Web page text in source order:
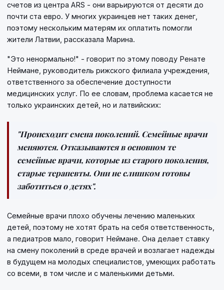
счетов из центра ARS - они варьируются от десяти до
почти ста евро. У многих украинцев нет таких денег,
поэтому нескольким матерям их оплатить помогли
жители Латвии, рассказала Марина.
"Это ненормально!" - говорит по этому поводу Ренате
Неймане, руководитель рижского филиала учреждения,
ответственного за обеспечение доступности
медицинских услуг. По ее словам, проблема касается не
только украинских детей, но и латвийских:
"Происходит смена поколений. Семейные врачи
меняются. Отказываются в основном те
семейные врачи, которые из старого поколения,
старые терапевты. Они не слишком готовы
заботиться о детях".
Семейные врачи плохо обучены лечению маленьких
детей, поэтому не хотят брать на себя ответственность,
а педиатров мало, говорит Неймане. Она делает ставку
на смену поколений в среде врачей и возлагает надежды
в будущем на молодых специалистов, умеющих работать
со всеми, в том числе и с маленькими детьми.